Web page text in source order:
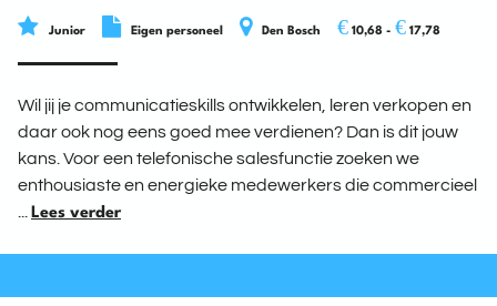
Junior Eigen personeel Den Bosch € 10,68 - € 17,78
Wil jij je communicatieskills ontwikkelen, leren verkopen en
daar ook nog eens goed mee verdienen? Dan is dit jouw
kans. Voor een telefonische salesfunctie zoeken we
enthousiaste en energieke medewerkers die commercieel
Lees verder